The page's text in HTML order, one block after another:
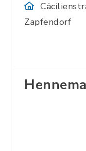
Zapfendorf